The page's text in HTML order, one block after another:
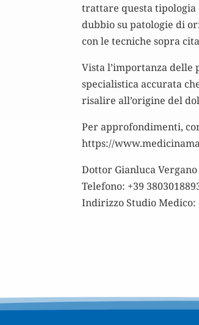
trattare questa tipologia
dubbio su patologie di
con le tecniche sopra
Vista l’importanza
specialistica accurata
risalire all’origine del
Per approfondimenti,
https://
Dottor Gianluca Vergano
Telefono: +39
Indirizzo Studio Medico: